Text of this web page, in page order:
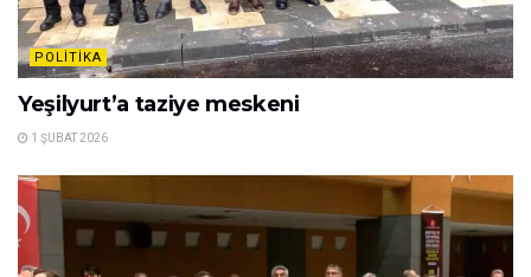
POLITIKA
Yeşilyurt’a taziye meskeni
1 ŞUBAT 2026